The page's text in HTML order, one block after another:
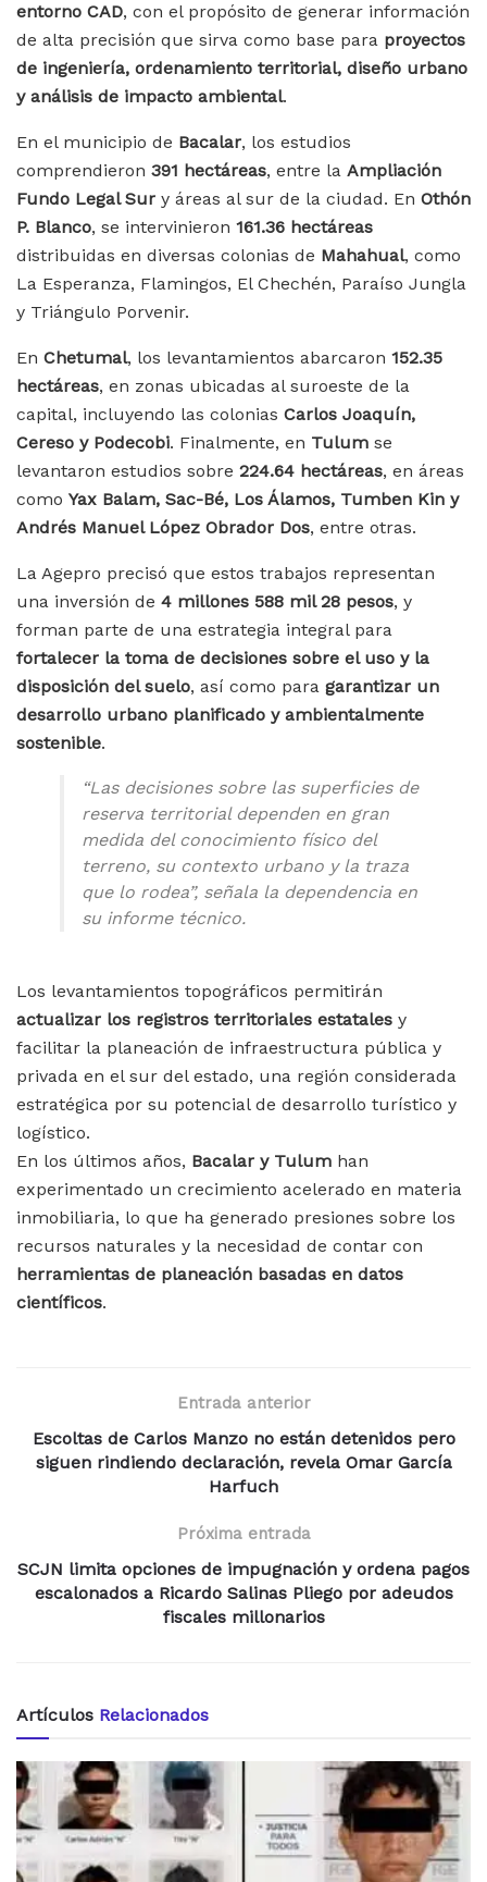
entorno CAD, con el propósito de generar información
de alta precisión que sirva como base para proyectos
de ingeniería, ordenamiento territorial, diseño urbano
y análisis de impacto ambiental.
En el municipio de Bacalar, los estudios
comprendieron 391 hectáreas, entre la Ampliación
Fundo Legal Sur y áreas al sur de la ciudad. En Othón
P. Blanco, se intervinieron 161.36 hectáreas
distribuidas en diversas colonias de Mahahual, como
La Esperanza, Flamingos, El Chechén, Paraíso Jungla
y Triángulo Porvenir.
En Chetumal, los levantamientos abarcaron 152.35
hectáreas, en zonas ubicadas al suroeste de la
capital, incluyendo las colonias Carlos Joaquín,
Cereso y Podecobi. Finalmente, en Tulum se
levantaron estudios sobre 224.64 hectáreas, en áreas
como Yax Balam, Sac-Bé, Los Álamos, Tumben Kin y
Andrés Manuel López Obrador Dos, entre otras.
La Agepro precisó que estos trabajos representan
una inversión de 4 millones 588 mil 28 pesos, y
forman parte de una estrategia integral para
fortalecer la toma de decisiones sobre el uso y la
disposición del suelo, así como para garantizar un
desarrollo urbano planificado y ambientalmente
sostenible.
“Las decisiones sobre las superficies de
reserva territorial dependen en gran
medida del conocimiento físico del
terreno, su contexto urbano y la traza
que lo rodea”, señala la dependencia en
su informe técnico.
Los levantamientos topográficos permitirán
actualizar los registros territoriales estatales y
facilitar la planeación de infraestructura pública y
privada en el sur del estado, una región considerada
estratégica por su potencial de desarrollo turístico y
logístico.
En los últimos años, Bacalar y Tulum han
experimentado un crecimiento acelerado en materia
inmobiliaria, lo que ha generado presiones sobre los
recursos naturales y la necesidad de contar con
herramientas de planeación basadas en datos
científicos.
Entrada anterior
Escoltas de Carlos Manzo no están detenidos pero
siguen rindiendo declaración, revela Omar García
Harfuch
Próxima entrada
SCJN limita opciones de impugnación y ordena pagos
escalonados a Ricardo Salinas Pliego por adeudos
fiscales millonarios
Artículos Relacionados